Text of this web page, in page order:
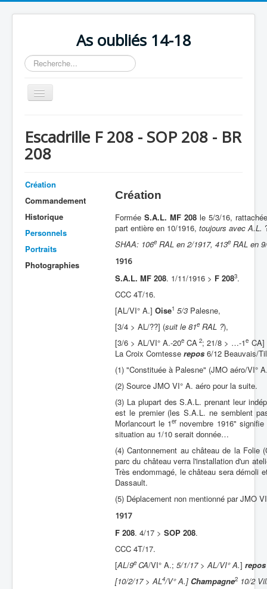
As oubliés 14-18
Rechercher
Basculer
la
Chronologie
Escadrilles
Organisation
Avions
Personnels
Formation
Doctrines
Escadrille F 208 - SOP 208 - BR
208
Création
Commandement
Historique
Personnels
Portraits
Photographies
Création
Formée S.A.L. MF 208le 5/3/16,
part entière en 10/1916, toujours avec A.L.
SHAA: 106e RAL en 2/1917, 413e RAL en
1916
S.A.L. MF 208. 1/11/1916 > F 2083.
CCC 4T/16.
[AL/VI° A.] Oise1 5/3 Palesne,
[3/4 > AL/??] (suit le 81e RAL ?),
[3/6 > AL/VI° A.-20e CA 2; 21/8 > …-1e CA]
La Croix Comtesse repos 6/12 Beauvais/
(1) "Constituée à Palesne" (JMO aéro/VI°
(2) Source JMO VI° A. aéro pour la suite.
(3) La plupart des S.A.L. prenant leur
est le premier (les S.A.L. ne semblent
Morlancourt le 1er novembre 1916"
situation au 1/10 serait donnée…
(4) Cantonnement au château de la Folie
parc du château verra l'installation d'un
Très endommagé, le château sera démoli
Dassault.
(5) Déplacement non mentionné par JMO
1917
F 208. 4/17 > SOP 208.
CCC 4T/17.
[AL/9e CA/VI° A.; 5/1/17 > AL/VI° A.] repos
[10/2/17 > AL4/V° A.] Champagne2 10/2